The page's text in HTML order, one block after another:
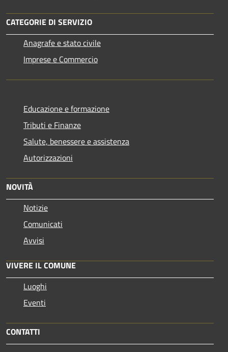
CATEGORIE DI SERVIZIO
Anagrafe e stato civile
Imprese e Commercio
Educazione e formazione
Tributi e Finanze
Salute, benessere e assistenza
Autorizzazioni
NOVITÀ
Notizie
Comunicati
Avvisi
VIVERE IL COMUNE
Luoghi
Eventi
CONTATTI